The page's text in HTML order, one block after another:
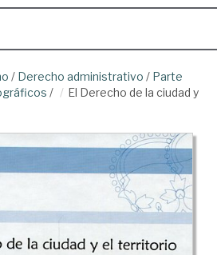
/ Derecho administrativo / Parte
/
El Derecho de la ciudad y